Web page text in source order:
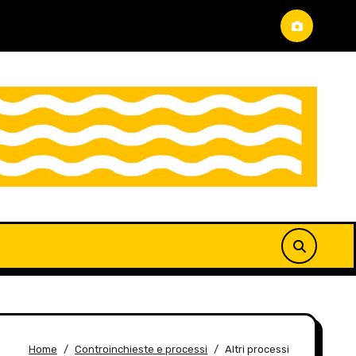
Home Controinchieste e processi Altri processi